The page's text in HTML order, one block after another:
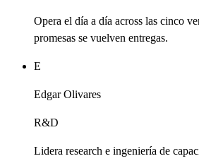
Opera el día a día across las cinco
promesas se vuelven entregas.
E
Edgar Olivares
R&D
Lidera research e ingeniería de